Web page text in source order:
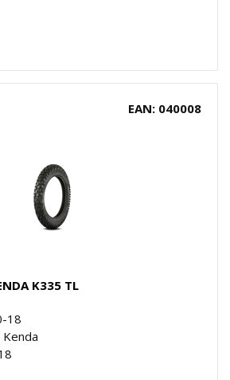
EAN: 040008
K335 TL
18
Kenda